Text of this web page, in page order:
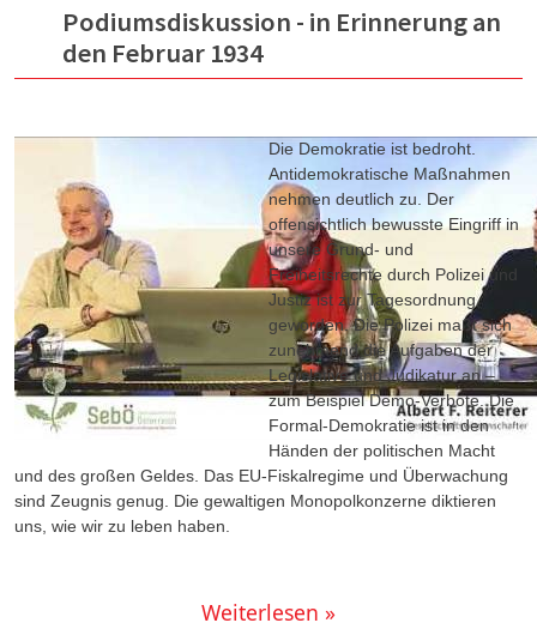
Podiumsdiskussion - in Erinnerung an
den Februar 1934
Die Demokratie ist bedroht.
Antidemokratische Maßnahmen
nehmen deutlich zu. Der
offensichtlich bewusste Eingriff in
unsere Grund- und
Freiheitsrechte durch Polizei und
Justiz ist zur Tagesordnung
geworden. Die Polizei maßt sich
zunehmend die Aufgaben der
Legislative und Judikatur an –
zum Beispiel Demo-Verbote. Die
Formal-Demokratie ist in den
Händen der politischen Macht
und des großen Geldes. Das EU-Fiskalregime und Überwachung
sind Zeugnis genug. Die gewaltigen Monopolkonzerne diktieren
uns, wie wir zu leben haben.
Weiterlesen »